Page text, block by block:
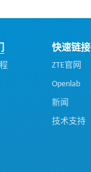
快速链接
ZTE官网
Openlab
新闻
技术支持